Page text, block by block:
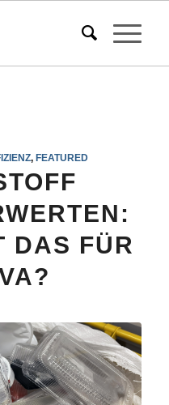
,FEATURED
DAS FÜR